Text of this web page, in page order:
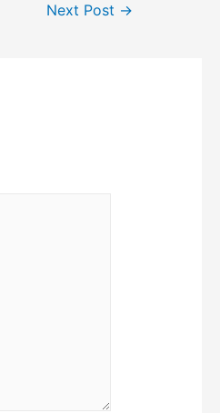
Next Post →